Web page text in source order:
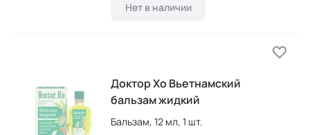
Нет в наличии
Доктор Хо Вьетнамский
бальзам жидкий
Бальзам, 12 мл, 1 шт.